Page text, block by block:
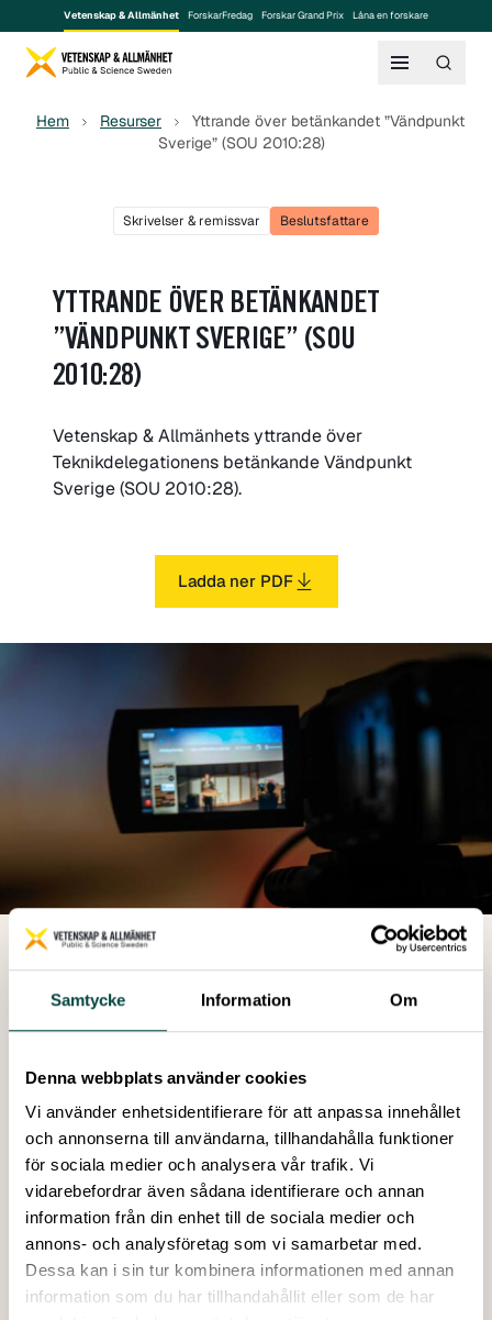
Samtycke Information Om
Denna webbplats använder cookies
Vi använder enhetsidentifierare för att anpassa innehållet
och annonserna till användarna, tillhandahålla funktioner
för sociala medier och analysera vår trafik. Vi
vidarebefordrar även sådana identifierare och annan
information från din enhet till de sociala medier och
annons- och analysföretag som vi samarbetar med.
Dessa kan i sin tur kombinera informationen med annan
information som du har tillhandahållit eller som de har
Vetenskap & Allmänhet ForskarFredag Forskar Grand Prix Låna en forskare
Hem Resurser
Yttrande över betänkandet ”Vändpunkt
Sverige” (SOU 2010:28)
Skrivelser & remissvar Beslutsfattare
YTTRANDE ÖVER BETÄNKANDET
”VÄNDPUNKT SVERIGE” (SOU
2010:28)
Vetenskap & Allmänhets yttrande över
Teknikdelegationens betänkande Vändpunkt
Sverige (SOU 2010:28).
Ladda ner PDF
att främja dialog mellan vetenskap och samhället i stort,
särskilt de unga.
vetenskapliga discipliner, där matematik,
naturvetenskap, teknik och IKT utgör viktiga delar.
Vetenskap & Allmänhet delar Teknikdelegationens
framtidsvision för Sverige. Det behövs samsyn,
samverkan och uthållighet för att förändra attityder och
värderingar till kunskap i allmänhet, och matematik,
naturvetenskap, teknik och IKT i synnerhet.